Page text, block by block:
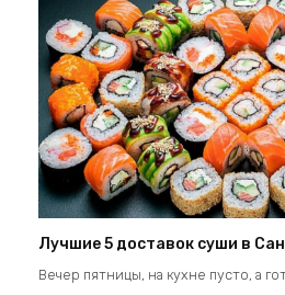
Лучшие 5 доставок суши в
Вечер пятницы, на кухне пусто, а